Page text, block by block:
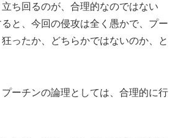
ち回るのが、合理的なのではない
と、今回の侵攻は全く愚かで、プー
ったか、どちらかではないのか、と
ーチンの論理としては、合理的に行